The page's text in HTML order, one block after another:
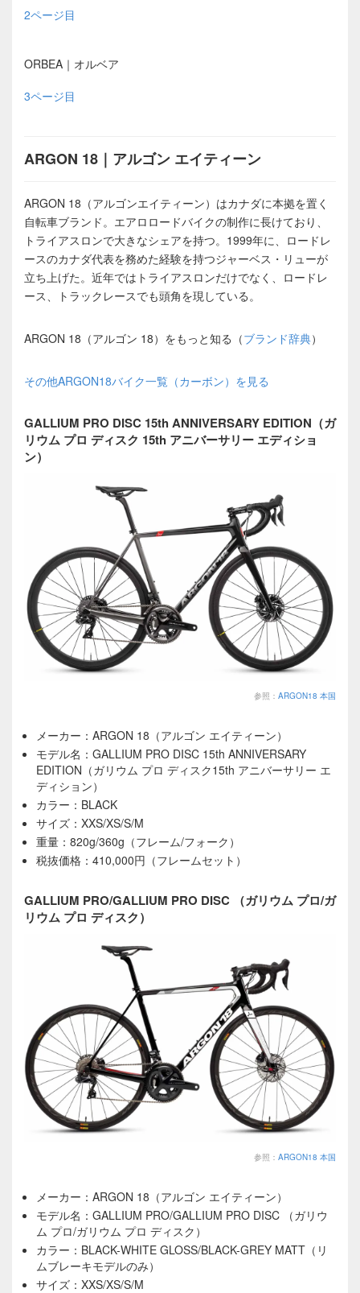
2ページ目
ORBEA｜オルベア
3ページ目
ARGON 18｜アルゴン エイティーン
ARGON 18（アルゴンエイティーン）はカナダに本拠を置く
自転車ブランド。エアロロードバイクの制作に長けており、
トライアスロンで大きなシェアを持つ。1999年に、ロードレ
ースのカナダ代表を務めた経験を持つジャーベス・リューが
立ち上げた。近年ではトライアスロンだけでなく、ロードレ
ース、トラックレースでも頭角を現している。
ARGON 18（アルゴン 18）をもっと知る（ブランド辞典）
その他ARGON18バイク一覧（カーボン）を見る
GALLIUM PRO DISC 15th ANNIVERSARY EDITION（ガ
リウム プロ ディスク 15th アニバーサリー エディショ
ン）
参照： ARGON18 本国
メーカー：ARGON 18（アルゴン エイティーン）
モデル名：GALLIUM PRO DISC 15th ANNIVERSARY
EDITION（ガリウム プロ ディスク15th アニバーサリー エ
ディション）
カラー：BLACK
サイズ：XXS/XS/S/M
重量：820g/360g（フレーム/フォーク）
税抜価格：410,000円（フレームセット）
GALLIUM PRO/GALLIUM PRO DISC （ガリウム プロ/ガ
リウム プロ ディスク）
参照： ARGON18 本国
メーカー：ARGON 18（アルゴン エイティーン）
モデル名：GALLIUM PRO/GALLIUM PRO DISC （ガリウ
ム プロ/ガリウム プロ ディスク）
カラー：BLACK-WHITE GLOSS/BLACK-GREY MATT（リ
ムブレーキモデルのみ）
サイズ：XXS/XS/S/M